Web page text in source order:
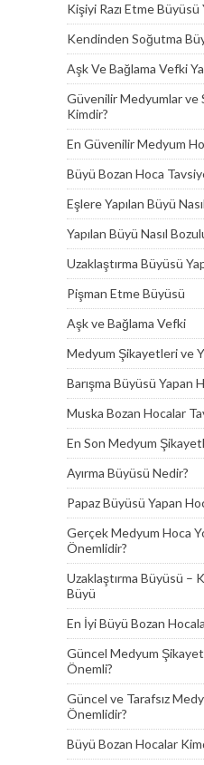
Kişiyi Razı Etme
Kendinden Soğutma
Aşk Ve Bağlama Vefki
Güvenilir Medyumlar ve
Kimdir?
En Güvenilir Medyum
Büyü Bozan Hoca
Eşlere Yapılan Büyü
Yapılan Büyü Nasıl
Uzaklaştırma Büyüsü
Pişman Etme Büyüsü
Aşk ve Bağlama Vefki
Medyum Şikayetleri ve
Barışma Büyüsü Yapan
Muska Bozan Hocalar
En Son Medyum
Ayırma Büyüsü Nedir?
Papaz Büyüsü Yapan
Gerçek Medyum Hoca
Önemlidir?
Uzaklaştırma Büyüsü –
Büyü
En İyi Büyü Bozan
Güncel Medyum
Önemli?
Güncel ve Tarafsız
Önemlidir?
Büyü Bozan Hocalar